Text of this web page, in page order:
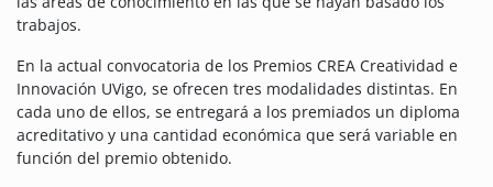
trabajos.
En la actual convocatoria de los Premios CREA Creatividad e
Innovación UVigo, se ofrecen tres modalidades distintas. En
cada uno de ellos, se entregará a los premiados un diploma
acreditativo y una cantidad económica que será variable en
función del premio obtenido.